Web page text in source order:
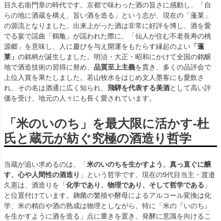
目久右衛門章の時代です。京都で味わった酒の旨さに感動し、「自
らの地に酒蔵を構え、旨い酒を造る」という志が、現在の「蓬莱」
の源流となりました。出来上がった酒は非常に好評を博し、酒を愛
でる宴で謡曲「鶴亀」が謡われた際に、「仙人が住む不老長寿の桃
源郷」を意味し、人に慶びを与え開運をもたらす縁起のよい 「蓬
莱」 の銘柄が誕生しました。明治・大正・昭和にかけて全国の銘醸
地で酒造技術の習得に努め、 品質至上主義を貫き、多くの品評会で
上位入賞を果たしました。若山牧水をはじめ文人墨客にも愛飲さ
れ、その名は酒通に広く知られ、 飛騨を代表する美酒として高い評
価を受け、地元の人々にも長く愛されています。
「米のいのち」を最大限に活かす-杜
氏と蔵元が紡ぐ究極の酒造り哲学
当蔵が追い求めるのは、「米のいのちを生かすよう、真っ直ぐに醸
す、心や人間性の酒造り 」という哲学です。現在の9代目当主・渡邉
久憲は、酒造りを「化学であり、物理であり、そして哲学である 」
と位置付けています。麹菌の繁殖や酵母によるアルコール変換は化
学、米の精白や酒の熟成は物理としながら、特に「米の『いのち』
を生かすように酒を造る」点に重きを置き、発酵に意識を向けるこ